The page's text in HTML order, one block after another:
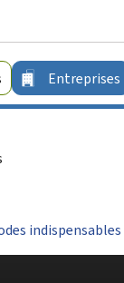
Entreprises
indispensables